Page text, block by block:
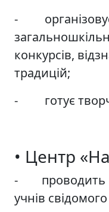
-
конкурсів,
традицій;
- готує
• Центр
- проводить
учнів